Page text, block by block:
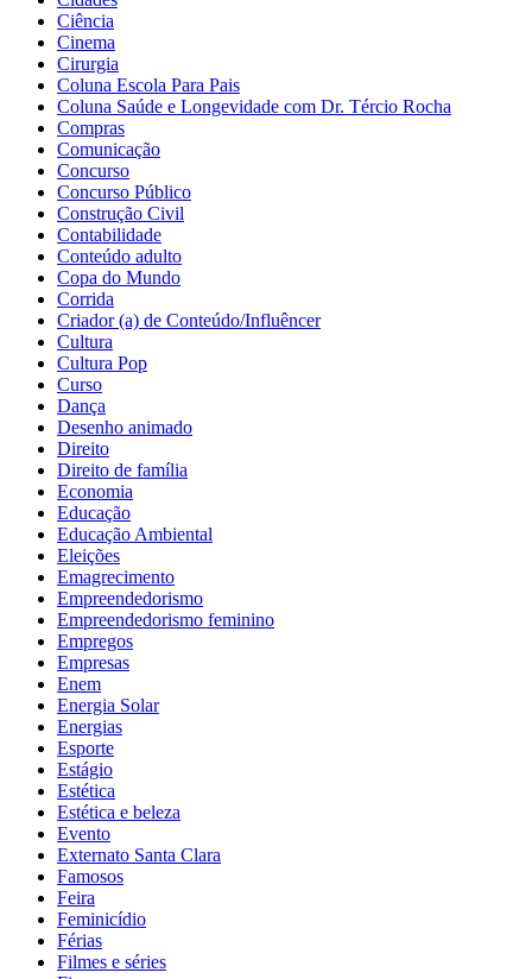
Ciência
Cinema
Cirurgia
Coluna Escola Para Pais
Coluna Saúde e Longevidade com Dr. Tércio Rocha
Compras
Comunicação
Concurso
Concurso Público
Construção Civil
Contabilidade
Conteúdo adulto
Copa do Mundo
Corrida
Criador (a) de Conteúdo/Influêncer
Cultura
Cultura Pop
Curso
Dança
Desenho animado
Direito
Direito de família
Economia
Educação
Educação Ambiental
Eleições
Emagrecimento
Empreendedorismo
Empreendedorismo feminino
Empregos
Empresas
Enem
Energia Solar
Energias
Esporte
Estágio
Estética
Estética e beleza
Evento
Externato Santa Clara
Famosos
Feira
Feminicídio
Férias
Filmes e séries